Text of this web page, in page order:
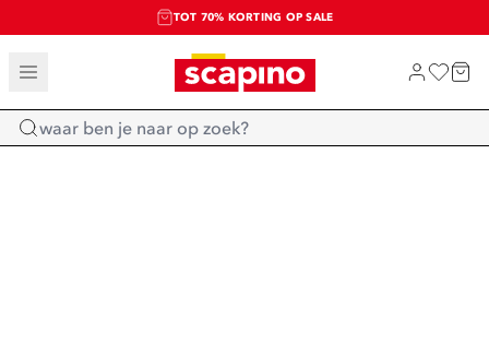
TOT 70% KORTING OP SALE
SALE: LAATSTE KANS!
SHOP NIEUW
Home